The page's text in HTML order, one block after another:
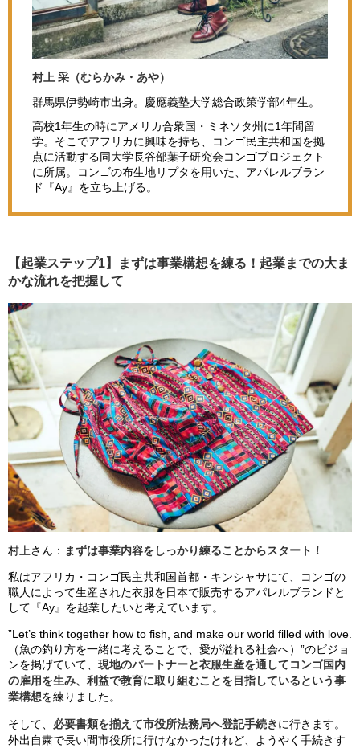
村上 采（むらかみ・あや）
群馬県伊勢崎市出身。慶應義塾大学総合政策学部4年生。
高校1年生の時にアメリカ合衆国・ミネソタ州に1年間留
学。そこでアフリカに興味を持ち、コンゴ民主共和国を拠
点に活動する同大学長谷部葉子研究会コンゴプロジェクト
に所属。コンゴの布生地リプタを用いた、アパレルブラン
ド『Ay』を立ち上げる。
【起業ステップ1】まずは事業構想を練る！起業までの大ま
かな流れを把握して
村上さん： まずは事業内容をしっかり練ることからスタート！
私はアフリカ・コンゴ民主共和国首都・キンシャサにて、コンゴの
職人によって生産された衣服を日本で販売するアパレルブランドと
して『Ay』を起業したいと考えています。
”Let’s think together how to fish, and make our world filled with love.
（魚の釣り方を一緒に考えることで、愛が溢れる社会へ）”のビジョ
ンを掲げていて、 現地のパートナーと衣服生産を通してコンゴ国内
の雇用を生み、利益で教育に取り組むことを目指しているという事
業構想を練りました。
そして、 必要書類を揃えて市役所法務局へ登記手続き に行きます。
外出自粛で長い間市役所に行けなかったけれど、ようやく手続きす